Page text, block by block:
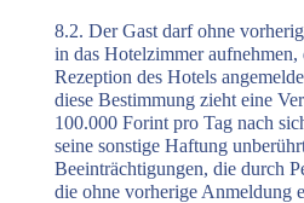
8.2. Der Gast darf ohne
in das Hotelzimmer
Rezeption des Hotels
diese Bestimmung zieht eine
100.000 Forint pro Tag nach
seine sonstige Haftung
Beeinträchtigungen, die durch
die ohne vorherige Anmeldung